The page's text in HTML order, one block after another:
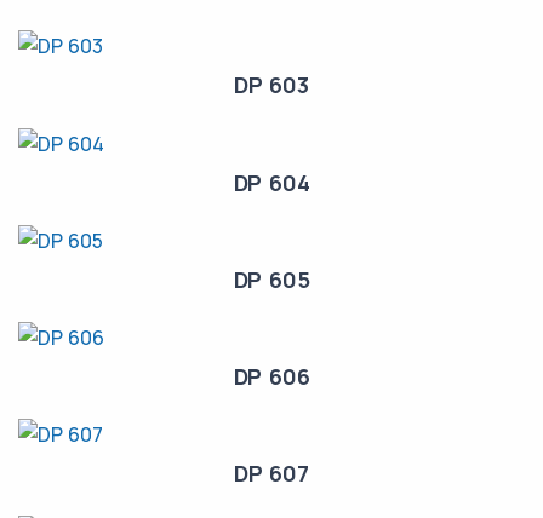
DP 603
DP 604
DP 605
DP 606
DP 607